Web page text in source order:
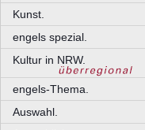
Kunst.
engels spezial.
Kultur in NRW.
engels-Thema.
Auswahl.